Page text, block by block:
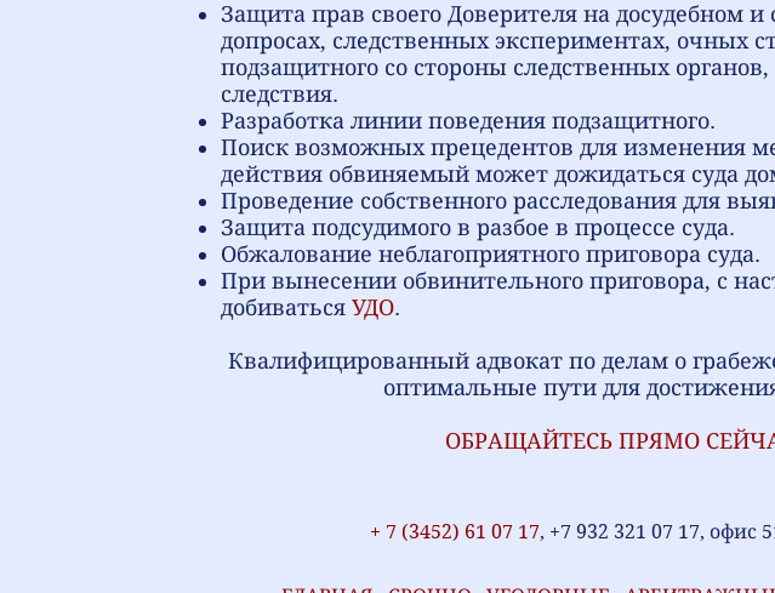
Защита прав своего Доверителя на досудебном
допросах, следственных экспериментах, очных
подзащитного со стороны следственных
следствия.
Разработка линии поведения подзащитного.
Поиск возможных прецедентов для изменения
действия обвиняемый может дожидаться суда
Проведение собственного расследования для
Защита подсудимого в разбое в процессе суда.
Обжалование неблагоприятного приговора суда.
При вынесении обвинительного приговора, с
добиваться УДО.
Квалифицированный адвокат по делам о
оптимальные пути для
ОБРАЩАЙТЕСЬ ПРЯМО
+ 7 (3452) 61 07 17, +7 932 321 07 17,